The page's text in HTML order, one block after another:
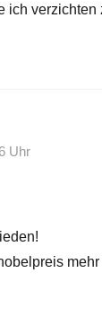
ich verzichten
Uhr